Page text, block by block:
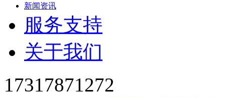
新闻资讯
服务支持
关于我们
17317871272